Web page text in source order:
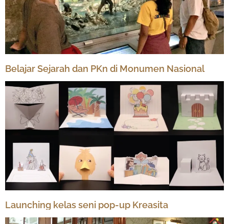
Belajar Sejarah dan PKn di Monumen Nasional
Launching kelas seni pop-up Kreasita